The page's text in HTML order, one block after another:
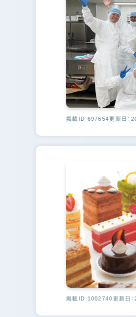
掲載ID 697654更新日：
掲載ID 1002740更新日